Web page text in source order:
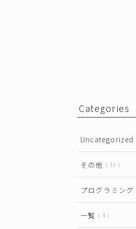
Categories
Uncategorized
その他 13
プログラミング
一覧 4